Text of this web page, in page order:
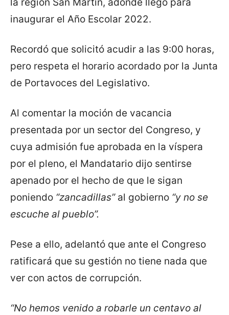
inaugurar el Año Escolar 2022.
Recordó que solicitó acudir a las 9:00 horas,
pero respeta el horario acordado por la Junta
de Portavoces del Legislativo.
Al comentar la moción de vacancia
presentada por un sector del Congreso, y
cuya admisión fue aprobada en la víspera
por el pleno, el Mandatario dijo sentirse
apenado por el hecho de que le sigan
poniendo “zancadillas”al gobierno “y no se
escuche al pueblo”.
Pese a ello, adelantó que ante el Congreso
ratificará que su gestión no tiene nada que
ver con actos de corrupción.
“No hemos venido a robarle un centavo al